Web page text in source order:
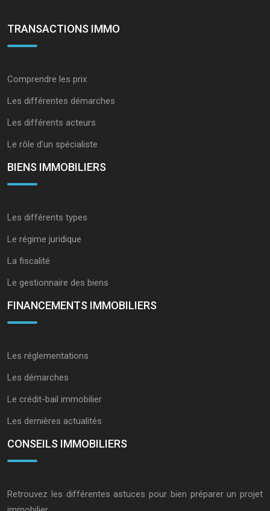
TRANSACTIONS IMMO
Comprendre les prix
Les différentes démarches
Les différents acteurs
Le rôle d’un spécialiste
BIENS IMMOBILIERS
Les différents types
Le régime juridique
La fiscalité
Le gestionnaire des biens
FINANCEMENTS IMMOBILIERS
Les réglementations
Les démarches
Le crédit-bail immobilier
Les dernières actualités
CONSEILS IMMOBILIERS
Retrouvez les différentes astuces pour bien préparer un projet